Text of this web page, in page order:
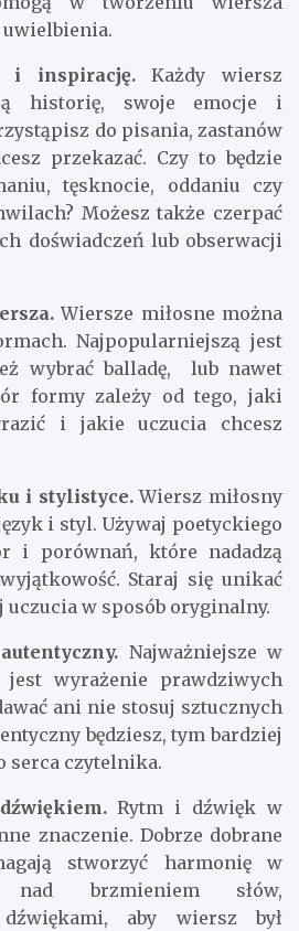
uwielbienia.
i inspirację.Każdy wiersz
historię, swoje emocje i
do pisania, zastanów
przekazać. Czy to będzie
tęsknocie, oddaniu czy
Możesz także czerpać
doświadczeń lub obserwacji
Wiersze miłosne można
Najpopularniejszą jest
wybrać balladę, lub nawet
formy zależy od tego, jaki
i jakie uczucia chcesz
i stylistyce.Wiersz miłosny
i styl. Używaj poetyckiego
i porównań, które nadadzą
Staraj się unikać
w sposób oryginalny.
Najważniejsze w
jest wyrażenie prawdziwych
ani nie stosuj sztucznych
będziesz, tym bardziej
serca czytelnika.
Rytm i dźwięk w
znaczenie. Dobrze dobrane
stworzyć harmonię w
brzmieniem słów,
aby wiersz był